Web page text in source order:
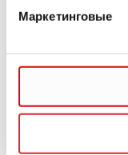
Маркетинговые